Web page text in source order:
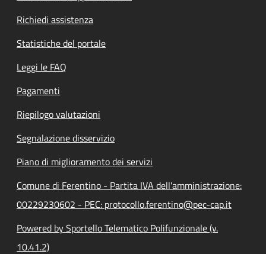
Richiedi assistenza
Statistiche del portale
Leggi le FAQ
Pagamenti
Riepilogo valutazioni
Segnalazione disservizio
Piano di miglioramento dei servizi
Comune di Ferentino - Partita IVA dell'amministrazione:
00229230602 - PEC: protocollo.ferentino@pec-cap.it
Powered by Sportello Telematico Polifunzionale (v.
10.41.2)